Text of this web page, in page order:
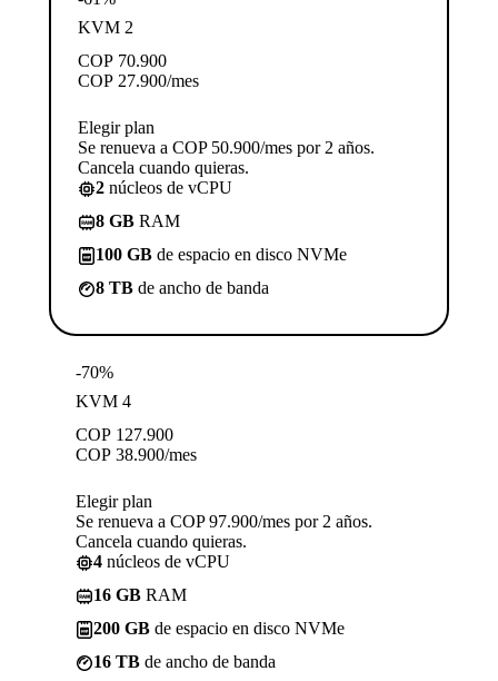
KVM 2
COP 70.900
COP 27.900/mes
Elegir plan
Se renueva a COP 50.900/mes por 2 años.
Cancela cuando quieras.
2 núcleos de vCPU
8 GB RAM
100 GB de espacio en disco NVMe
8 TB de ancho de banda
-70%
KVM 4
COP 127.900
COP 38.900/mes
Elegir plan
Se renueva a COP 97.900/mes por 2 años.
Cancela cuando quieras.
4 núcleos de vCPU
16 GB RAM
200 GB de espacio en disco NVMe
16 TB de ancho de banda